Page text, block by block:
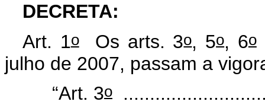
DECRETA:
Art. 1oOs arts. 3o, 5o, 6o
julho de 2007, passam a
“Art. 3o